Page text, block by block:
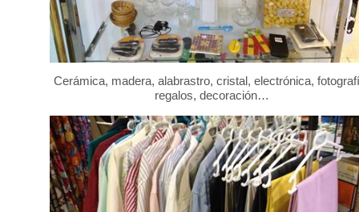
Cerámica, madera, alabrastro, cristal, electrónica,
regalos, decoración…